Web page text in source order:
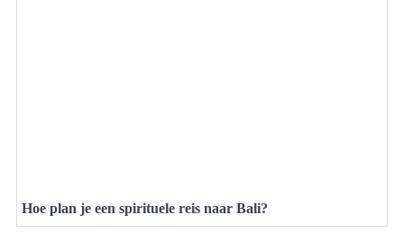
Hoe plan je een spirituele reis naar Bali?